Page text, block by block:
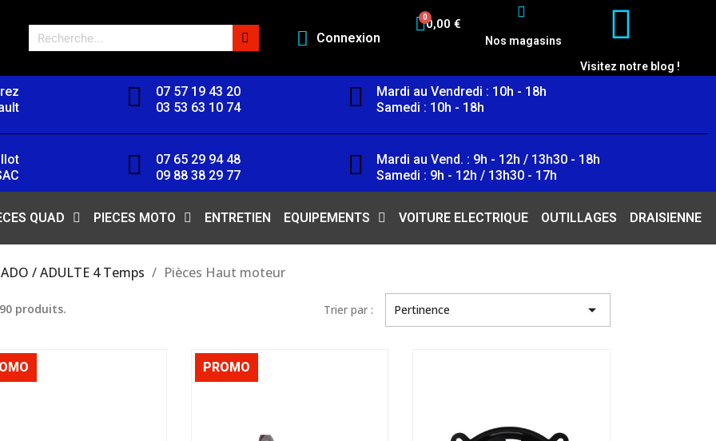
Connexion
0,00 €
Nos magasins
Visitez notre blog !
07 57 19 43 20
03 53 63 10 74
Mardi au Vendredi : 10h - 18h
Samedi : 10h - 18h
07 65 29 94 48
09 88 38 29 77
Mardi au Vend. : 9h - 12h / 13h30 - 18h
Samedi : 9h - 12h / 13h30 - 17h
QUAD PIECES MOTO ENTRETIEN EQUIPEMENTS VOITURE ELECTRIQUE OUTILLAGES DRAISIENNE
/ ADULTE 4 Temps Pièces Haut moteur
produits. Trier par : Pertinence 
PROMO